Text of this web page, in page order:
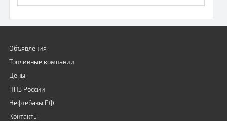
Объявления
Топливные компании
Цены
НПЗ России
Нефтебазы РФ
Контакты